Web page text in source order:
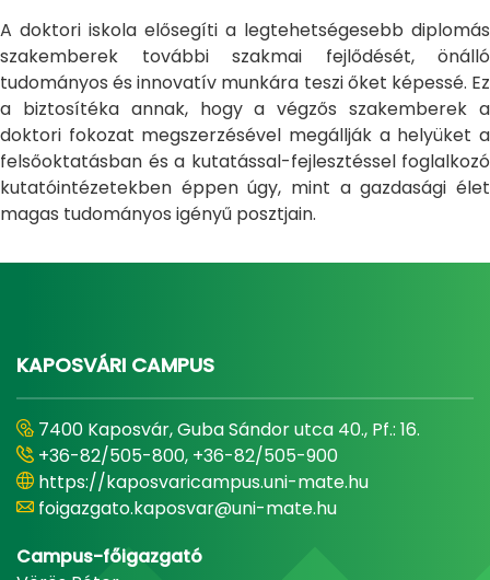
A doktori iskola elősegíti a legtehetségesebb diplomás
szakemberek további szakmai fejlődését, önálló
tudományos és innovatív munkára teszi őket képessé. Ez
a biztosítéka annak, hogy a végzős szakemberek a
doktori fokozat megszerzésével megállják a helyüket a
felsőoktatásban és a kutatással-fejlesztéssel foglalkozó
kutatóintézetekben éppen úgy, mint a gazdasági élet
magas tudományos igényű posztjain.
KAPOSVÁRI CAMPUS
7400 Kaposvár, Guba Sándor utca 40., Pf.: 16.
+36-82/505-800, +36-82/505-900
https://kaposvaricampus.uni-mate.hu
foigazgato.kaposvar@uni-mate.hu
Campus-főigazgató